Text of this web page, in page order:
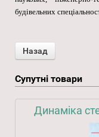
будівельних
Супутні товари
Динаміка